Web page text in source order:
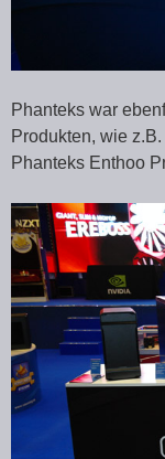
Phanteks war
Produkten, wie
Phanteks Enthoo